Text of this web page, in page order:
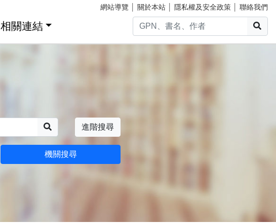
網站導覽 關於本站 隱私權及安全政策 聯絡我們
相關連結
進階搜尋
機關搜尋